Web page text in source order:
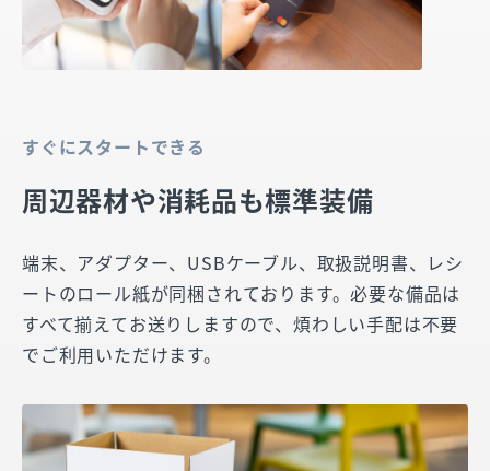
すぐにスタートできる
周辺器材や消耗品も標準装備
端末、アダプター、USBケーブル、取扱説明書、レシ
ートのロール紙が同梱されております。必要な備品は
すべて揃えてお送りしますので、煩わしい手配は不要
でご利用いただけます。